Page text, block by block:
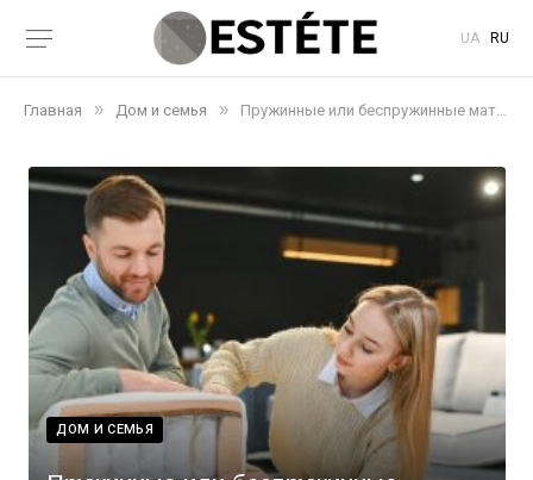
UA RU
Главная » Дом и семья » Пружинные или беспружинные матрасы: Что лучше для вас?
ДОМ И СЕМЬЯ